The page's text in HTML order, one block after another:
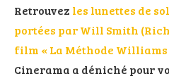
Retrouvez les lunettes de
portées par Will Smith
film « La Méthode Williams
Cinerama a déniché pour